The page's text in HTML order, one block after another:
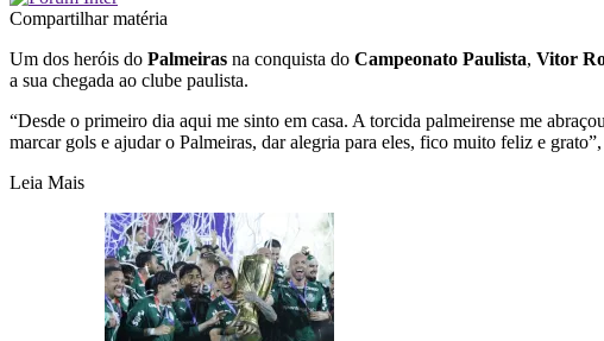
Compartilhar matéria
Um dos heróis do Palmeiras na conquista do Campeonato Paulista, Vitor
a sua chegada ao clube paulista.
“Desde o primeiro dia aqui me sinto em casa. A torcida palmeirense me
marcar gols e ajudar o Palmeiras, dar alegria para eles, fico muito feliz e
Leia Mais